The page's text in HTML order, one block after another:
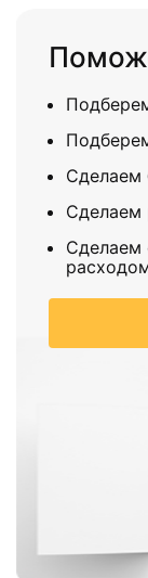
Сделаем
Сделаем
Сделаем